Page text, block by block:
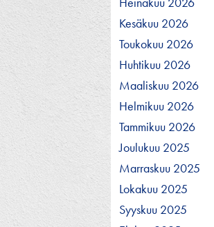
Kesäkuu 2026
Toukokuu 2026
Huhtikuu 2026
Maaliskuu 2026
Helmikuu 2026
Tammikuu 2026
Joulukuu 2025
Marraskuu 2025
Lokakuu 2025
Syyskuu 2025